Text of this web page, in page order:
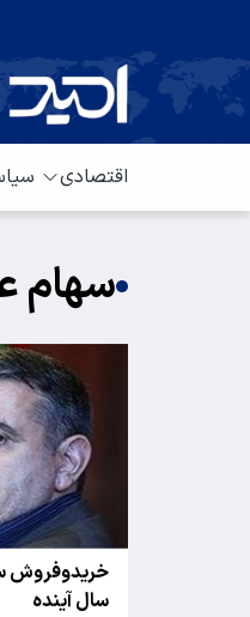
اقتصادی
سهام
خریدوفروش
سال آینده